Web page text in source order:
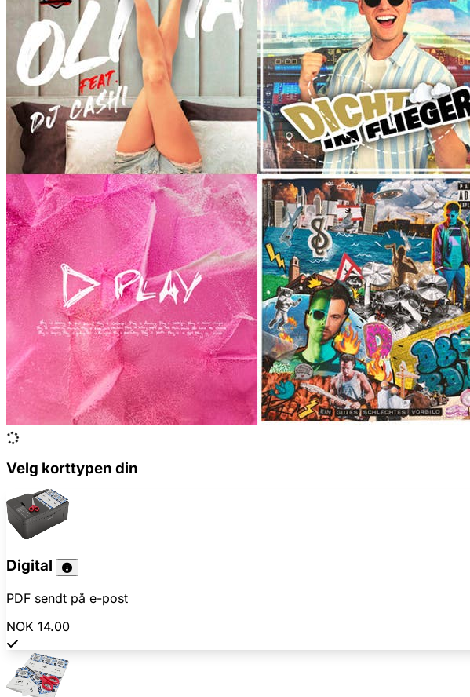
Velg korttypen din
Digital
PDF sendt på e-post
NOK 14.00